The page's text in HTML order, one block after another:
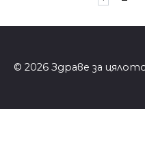
© 2026 Здраве за